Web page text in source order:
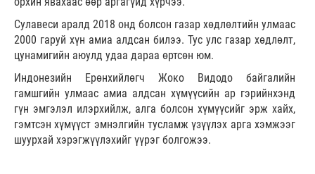
Сулавеси аралд 2018 онд болсон газар хөдлөлтийн улмаас
2000 гаруй хүн амиа алдсан билээ. Тус улс газар хөдлөлт,
цунамигийн аюулд удаа дараа өртсөн юм.
Индонезийн Ерөнхийлөгч Жоко Видодо байгалийн
гамшгийн улмаас амиа алдсан хүмүүсийн ар гэрийнхэнд
гүн эмгэлэл илэрхийлж, алга болсон хүмүүсийг эрж хайх,
гэмтсэн хүмүүст эмнэлгийн тусламж үзүүлэх арга хэмжээг
шуурхай хэрэгжүүлэхийг үүрэг болгожээ.